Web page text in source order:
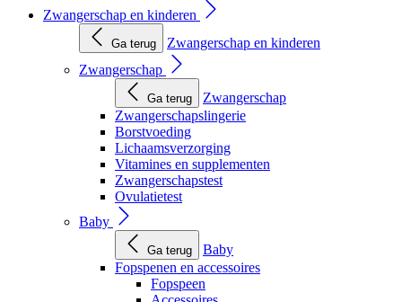
Zwangerschap en kinderen
Ga terug
Zwangerschap en kinderen
Zwangerschap
Ga terug
Zwangerschap
Zwangerschapslingerie
Borstvoeding
Lichaamsverzorging
Vitamines en supplementen
Zwangerschapstest
Ovulatietest
Baby
Ga terug
Baby
Fopspenen en accessoires
Fopspeen